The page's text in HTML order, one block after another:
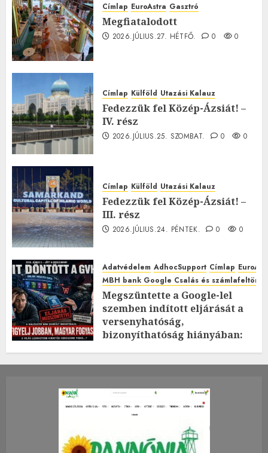
Címlap EuroAstra Gasztró
Megfiatalodott
2026.JÚLIUS.27. HÉTFŐ. 0 0
Címlap Külföld Utazási Kalauz
Fedezzük fel Közép-Ázsiát! –
IV. rész
2026.JÚLIUS.25. SZOMBAT. 0 0
Címlap Külföld Utazási Kalauz
Fedezzük fel Közép-Ázsiát! –
III. rész
2026.JÚLIUS.24. PÉNTEK. 0 0
Adatvédelem AdhocSupport Címlap
MBH bank Google Csalás és
Megszüntette a Google-lel
szemben indított eljárását a
versenyhatóság,
bizonyíthatóság hiányában:
2026.JÚLIUS.23. CSÜTÖRTÖK.
0